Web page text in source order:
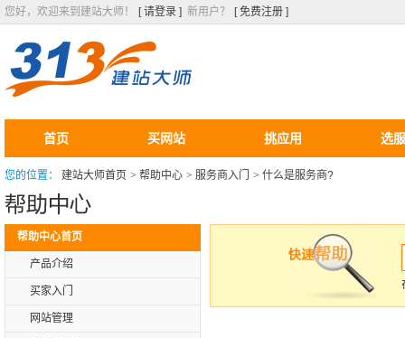
您好，欢迎来到建站大师！ [ 请登录 ] 新用户？ [ 免费注册 ]
首页 买网站 挑应用 选
您的位置： 建站大师首页 > 帮助中心 > 服务商入门 > 什么是服务商?
帮助中心首页
产品介绍
买家入门
网站管理